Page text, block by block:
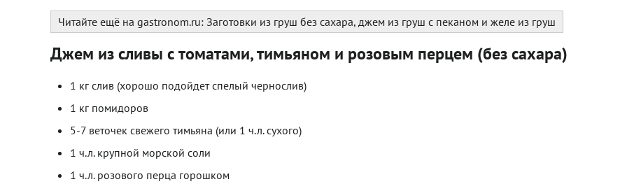
Читайте ещё на gastronom.ru: Заготовки из груш без сахара, джем из груш с пеканом и желе из груш
Джем из сливы с томатами, тимьяном и розовым перцем (без сахара)
1 кг слив (хорошо подойдет спелый чернослив)
1 кг помидоров
5-7 веточек свежего тимьяна (или 1 ч.л. сухого)
1 ч.л. крупной морской соли
1 ч.л. розового перца горошком